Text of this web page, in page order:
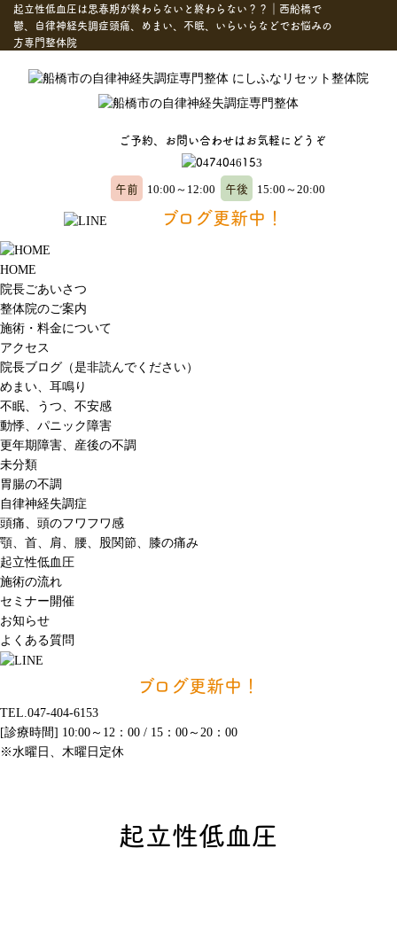
起立性低血圧は思春期が終わらないと終わらない？？｜西船橋で
鬱、自律神経失調症頭痛、めまい、不眠、いらいらなどでお悩みの
方専門整体院
ご予約、お問い合わせはお気軽にどうぞ
午前 10:00～12:00 午後 15:00～20:00
ブログ更新中！
HOME
院長ごあいさつ
整体院のご案内
施術・料金について
アクセス
院長ブログ（是非読んでください）
めまい、耳鳴り
不眠、うつ、不安感
動悸、パニック障害
更年期障害、産後の不調
未分類
胃腸の不調
自律神経失調症
頭痛、頭のフワフワ感
顎、首、肩、腰、股関節、膝の痛み
起立性低血圧
施術の流れ
セミナー開催
お知らせ
よくある質問
ブログ更新中！
TEL.047-404-6153
[診療時間] 10:00～12：00 / 15：00～20：00
※水曜日、木曜日定休
起立性低血圧